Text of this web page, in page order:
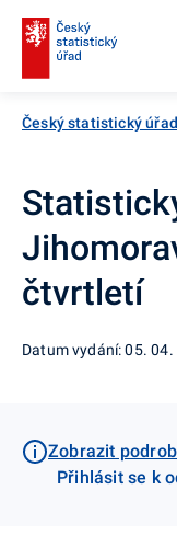
Český statistický úřad
čtvrtletí
Datum vydání: 05. 04.
Zobrazit
Přihlásit se k